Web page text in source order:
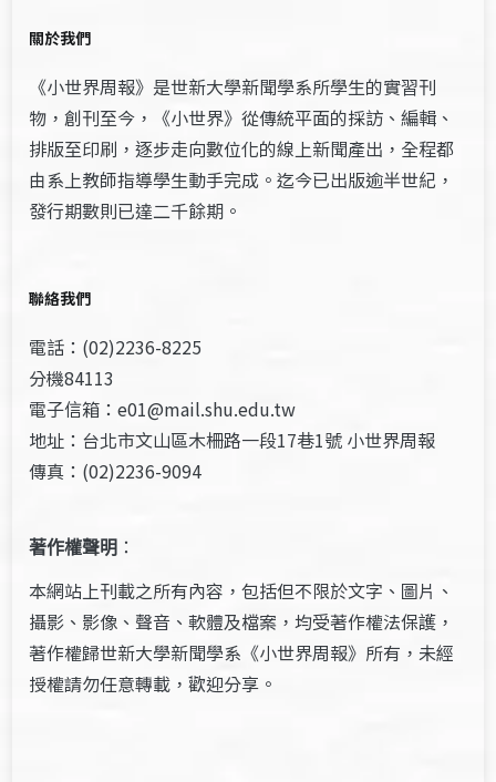
關於我們
《小世界周報》是世新大學新聞學系所學生的實習刊
物，創刊至今，《小世界》從傳統平面的採訪、編輯、
排版至印刷，逐步走向數位化的線上新聞產出，全程都
由系上教師指導學生動手完成。迄今已出版逾半世紀，
發行期數則已達二千餘期。
聯絡我們
電話：(02)2236-8225
分機84113
電子信箱：e01@mail.shu.edu.tw
地址：台北市文山區木柵路一段17巷1號 小世界周報
傳真：(02)2236-9094
著作權聲明 ：
本網站上刊載之所有內容，包括但不限於文字、圖片、
攝影、影像、聲音、軟體及檔案，均受著作權法保護，
著作權歸世新大學新聞學系《小世界周報》所有，未經
授權請勿任意轉載，歡迎分享。